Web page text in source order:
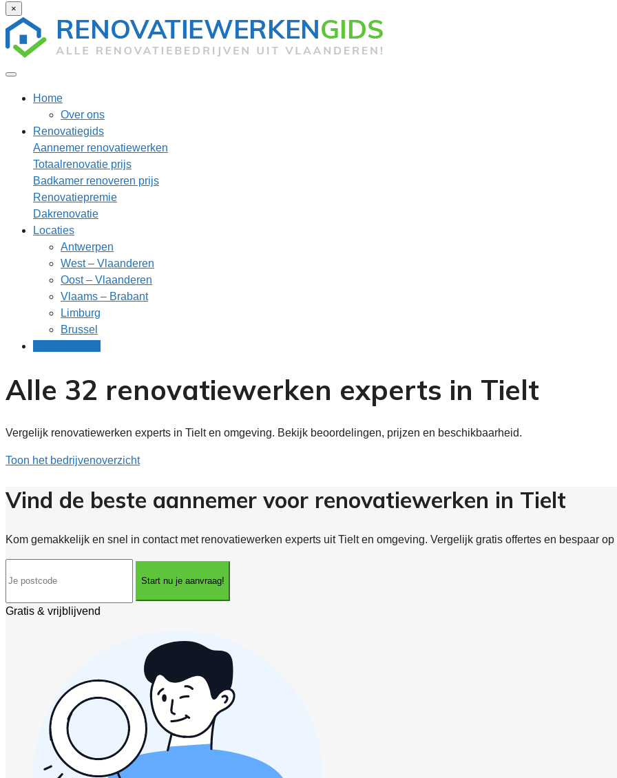
×
Home
Over ons
Renovatiegids
Aannemer renovatiewerken
Totaalrenovatie prijs
Badkamer renoveren prijs
Renovatiepremie
Dakrenovatie
Locaties
Antwerpen
West – Vlaanderen
Oost – Vlaanderen
Vlaams – Brabant
Limburg
Brussel
Alle 32 renovatiewerken experts in Tielt
Vergelijk renovatiewerken experts in Tielt en omgeving. Bekijk beoordelingen, prijzen en beschikbaarheid.
Toon het bedrijvenoverzicht
Vind de beste aannemer voor renovatiewerken in Tielt
Kom gemakkelijk en snel in contact met renovatiewerken experts uit Tielt en omgeving. Vergelijk gratis offertes en bespaar op
Start nu je aanvraag!
Gratis & vrijblijvend